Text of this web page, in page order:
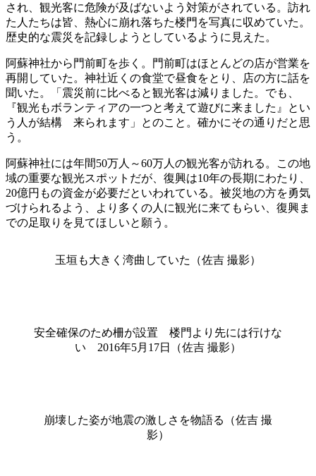
され、観光客に危険が及ばないよう対策がされている。訪れ
た人たちは皆、熱心に崩れ落ちた楼門を写真に収めていた。
歴史的な震災を記録しようとしているように見えた。
阿蘇神社から門前町を歩く。門前町はほとんどの店が営業を
再開していた。神社近くの食堂で昼食をとり、店の方に話を
聞いた。「震災前に比べると観光客は減りました。でも、
『観光もボランティアの一つと考えて遊びに来ました』とい
う人が結構 来られます」とのこと。確かにその通りだと思
う。
阿蘇神社には年間50万人～60万人の観光客が訪れる。この地
域の重要な観光スポットだが、復興は10年の長期にわたり、
20億円もの資金が必要だといわれている。被災地の方を勇気
づけられるよう、より多くの人に観光に来てもらい、復興ま
での足取りを見てほしいと願う。
玉垣も大きく湾曲していた（佐吉 撮影）
安全確保のため柵が設置 楼門より先には行けな
い 2016年5月17日（佐吉 撮影）
崩壊した姿が地震の激しさを物語る（佐吉 撮
影）